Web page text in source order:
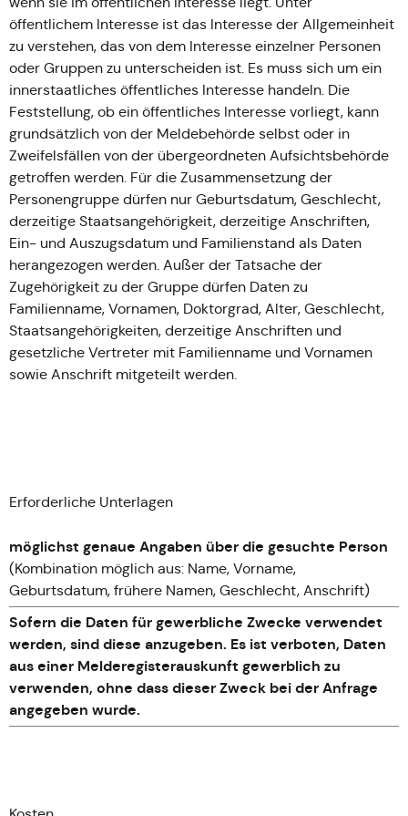
öffentlichem Interesse ist das Interesse der Allgemeinheit
zu verstehen, das von dem Interesse einzelner Personen
oder Gruppen zu unterscheiden ist. Es muss sich um ein
innerstaatliches öffentliches Interesse handeln. Die
Feststellung, ob ein öffentliches Interesse vorliegt, kann
grundsätzlich von der Meldebehörde selbst oder in
Zweifelsfällen von der übergeordneten Aufsichtsbehörde
getroffen werden. Für die Zusammensetzung der
Personengruppe dürfen nur Geburtsdatum, Geschlecht,
derzeitige Staatsangehörigkeit, derzeitige Anschriften,
Ein- und Auszugsdatum und Familienstand als Daten
herangezogen werden. Außer der Tatsache der
Zugehörigkeit zu der Gruppe dürfen Daten zu
Familienname, Vornamen, Doktorgrad, Alter, Geschlecht,
Staatsangehörigkeiten, derzeitige Anschriften und
gesetzliche Vertreter mit Familienname und Vornamen
sowie Anschrift mitgeteilt werden.
Erforderliche Unterlagen
möglichst genaue Angaben über die gesuchte Person
(Kombination möglich aus: Name, Vorname,
Geburtsdatum, frühere Namen, Geschlecht, Anschrift)
Sofern die Daten für gewerbliche Zwecke verwendet
werden, sind diese anzugeben. Es ist verboten, Daten
aus einer Melderegisterauskunft gewerblich zu
verwenden, ohne dass dieser Zweck bei der Anfrage
angegeben wurde.